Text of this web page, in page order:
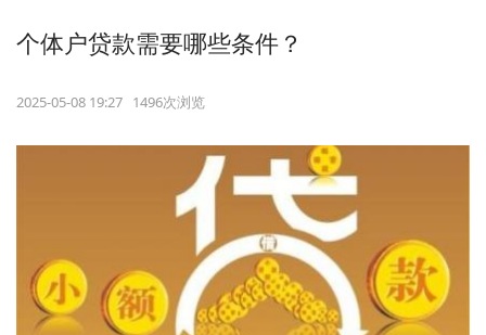
个体户贷款需要哪些条件？
2025-05-08 19:27 1496次浏览